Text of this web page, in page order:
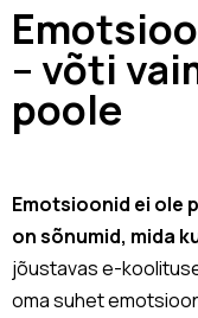
– võti
poole
Emotsioonid ei ole
on sõnumid, mida
jõustavas e-
oma suhet